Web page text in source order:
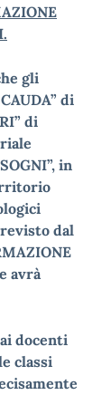
gli
di
di
in
dal
avrà
docenti
classi